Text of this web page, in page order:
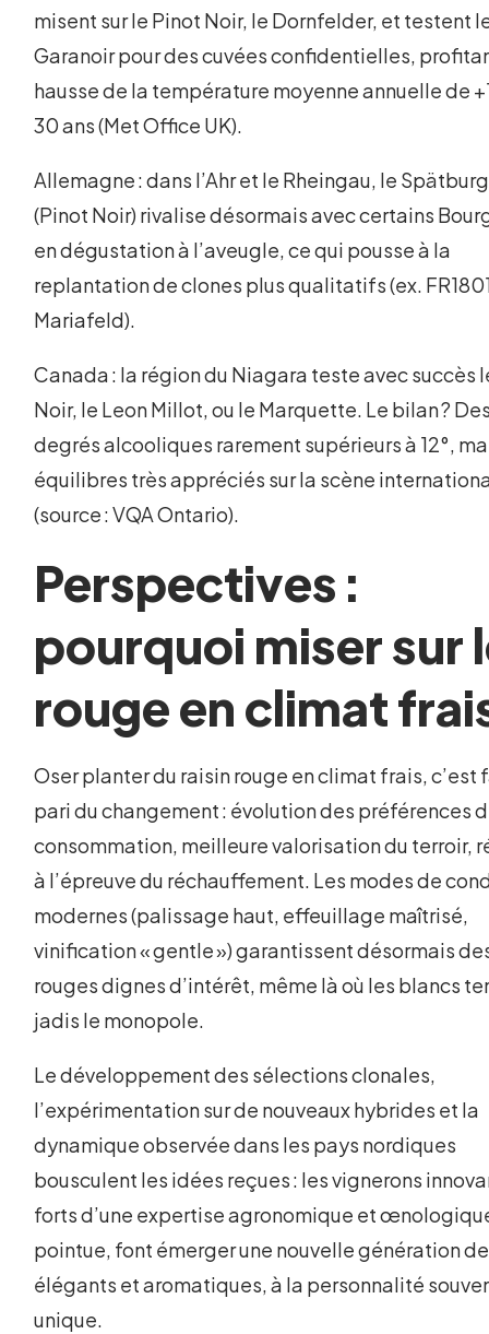
misent sur le Pinot Noir, le Dornfelder, et testent
Garanoir pour des cuvées confidentielles,
hausse de la température moyenne annuelle de
30 ans (Met Office UK).
Allemagne : dans l’Ahr et le Rheingau, le
(Pinot Noir) rivalise désormais avec certains
en dégustation à l’aveugle, ce qui pousse à la
replantation de clones plus qualitatifs (ex.
Mariafeld).
Canada : la région du Niagara teste avec succès
Noir, le Leon Millot, ou le Marquette. Le bilan ?
degrés alcooliques rarement supérieurs à 12°,
équilibres très appréciés sur la scène
(source : VQA Ontario).
Perspectives :
pourquoi miser sur
rouge en climat
Oser planter du raisin rouge en climat frais, c’est
pari du changement : évolution des préférences
consommation, meilleure valorisation du terroir,
à l’épreuve du réchauffement. Les modes de
modernes (palissage haut, effeuillage maîtrisé,
vinification « gentle ») garantissent désormais
rouges dignes d’intérêt, même là où les blancs
jadis le monopole.
Le développement des sélections clonales,
l’expérimentation sur de nouveaux hybrides et la
dynamique observée dans les pays nordiques
bousculent les idées reçues : les vignerons
forts d’une expertise agronomique et
pointue, font émerger une nouvelle génération
élégants et aromatiques, à la personnalité
unique.